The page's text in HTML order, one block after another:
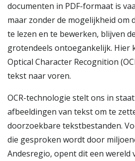
documenten in PDF-formaat is
maar zonder de mogelijkheid om
te lezen en te bewerken, blijven
grotendeels ontoegankelijk. Hier
Optical Character Recognition
tekst naar voren.
OCR-technologie stelt ons in
afbeeldingen van tekst om te
doorzoekbare tekstbestanden.
die gesproken wordt door
Andesregio, opent dit een wereld